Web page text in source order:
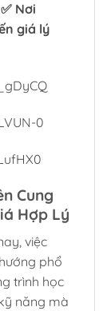
Nơi
giá lý
0
Cung
Hợp Lý
việc
phổ
trình học
năng mà